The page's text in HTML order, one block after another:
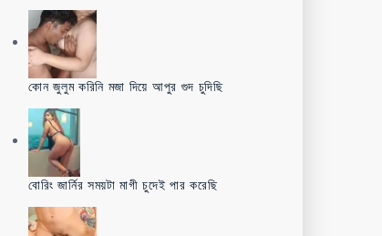
কোন জুলুম করিনি মজা দিয়ে আপুর গুদ চুদিছি
বোরিং জার্নির সময়টা মাগী চুদেই পার করেছি